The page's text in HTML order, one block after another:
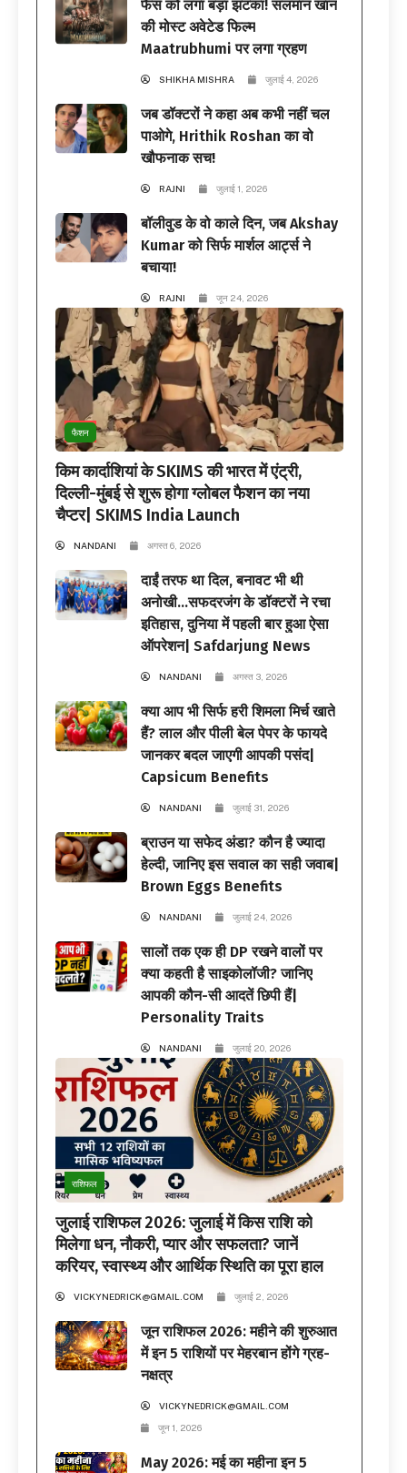
फैंस को लगा बड़ा झटका! सलमान खान
की मोस्ट अवेटेड फिल्म
Maatrubhumi पर लगा ग्रहण
SHIKHA MISHRA जुलाई 4, 2026
जब डॉक्टरों ने कहा अब कभी नहीं चल
पाओगे, Hrithik Roshan का वो
खौफनाक सच!
RAJNI जुलाई 1, 2026
बॉलीवुड के वो काले दिन, जब Akshay
Kumar को सिर्फ मार्शल आर्ट्स ने
बचाया!
RAJNI जून 24, 2026
फैशन
किम कार्दाशियां के SKIMS की भारत में एंट्री,
दिल्ली-मुंबई से शुरू होगा ग्लोबल फैशन का नया
चैप्टर| SKIMS India Launch
NANDANI अगस्त 6, 2026
दाईं तरफ था दिल, बनावट भी थी
अनोखी…सफदरजंग के डॉक्टरों ने रचा
इतिहास, दुनिया में पहली बार हुआ ऐसा
ऑपरेशन| Safdarjung News
NANDANI अगस्त 3, 2026
क्या आप भी सिर्फ हरी शिमला मिर्च खाते
हैं? लाल और पीली बेल पेपर के फायदे
जानकर बदल जाएगी आपकी पसंद|
Capsicum Benefits
NANDANI जुलाई 31, 2026
ब्राउन या सफेद अंडा? कौन है ज्यादा
हेल्दी, जानिए इस सवाल का सही जवाब|
Brown Eggs Benefits
NANDANI जुलाई 24, 2026
सालों तक एक ही DP रखने वालों पर
क्या कहती है साइकोलॉजी? जानिए
आपकी कौन-सी आदतें छिपी हैं|
Personality Traits
NANDANI जुलाई 20, 2026
राशिफल
जुलाई राशिफल 2026: जुलाई में किस राशि को
मिलेगा धन, नौकरी, प्यार और सफलता? जानें
करियर, स्वास्थ्य और आर्थिक स्थिति का पूरा हाल
VICKYNEDRICK@GMAIL.COM जुलाई 2, 2026
जून राशिफल 2026: महीने की शुरुआत
में इन 5 राशियों पर मेहरबान होंगे ग्रह-
नक्षत्र
VICKYNEDRICK@GMAIL.COM
जून 1, 2026
May 2026: मई का महीना इन 5